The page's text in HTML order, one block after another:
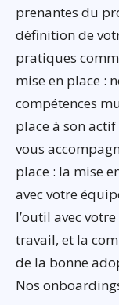
prenantes du
définition de
pratiques
mise en place :
compétences
place à son
vous
place : la mise
avec votre
l’outil avec
travail, et la
de la bonne
Nos